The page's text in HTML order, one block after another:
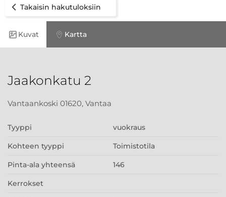
Takaisin hakutuloksiin
Kuvat Kartta
Jaakonkatu 2
Vantaankoski 01620, Vantaa
Tyyppi vuokraus
Kohteen tyyppi Toimistotila
Pinta-ala yhteensä 146
Kerrokset